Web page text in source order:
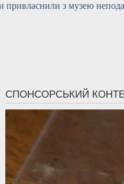
привласнили з музею